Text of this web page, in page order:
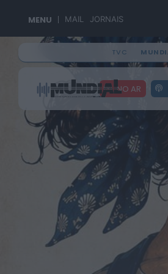
MENU MAIL JORNAIS
TVC
NO AR
Search
for: